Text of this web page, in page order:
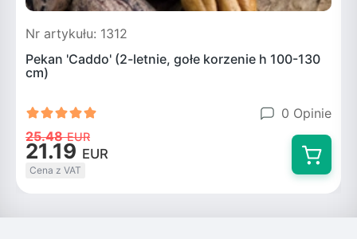
Nr artykułu: 1312
Pekan 'Caddo' (2-letnie, gołe korzenie h 100-130
cm)
0 Opinie
25.48 EUR
21.19 EUR
Cena z VAT